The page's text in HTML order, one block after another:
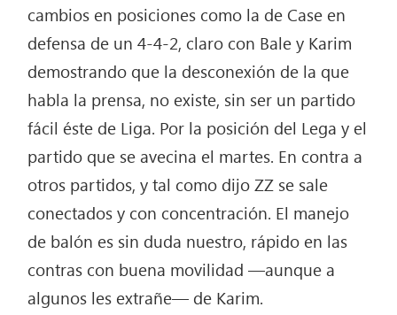
cambios en posiciones como la de Case en
defensa de un 4-4-2, claro con Bale y Karim
demostrando que la desconexión de la que
habla la prensa, no existe, sin ser un partido
fácil éste de Liga. Por la posición del Lega y el
partido que se avecina el martes. En contra a
otros partidos, y tal como dijo ZZ se sale
conectados y con concentración. El manejo
de balón es sin duda nuestro, rápido en las
contras con buena movilidad —aunque a
algunos les extrañe— de Karim.